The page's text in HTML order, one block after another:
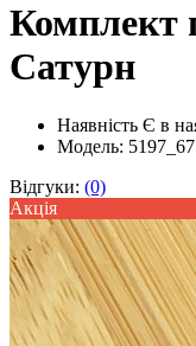
Комплект
Сатурн
Наявність Є в
Модель: 5197_67
Відгуки: (0)
Акцiя